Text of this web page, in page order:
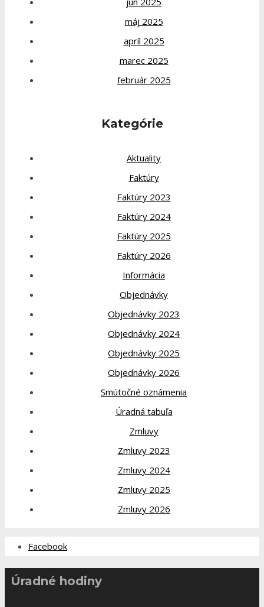
máj 2025
apríl 2025
marec 2025
február 2025
Kategórie
Aktuality
Faktúry
Faktúry 2023
Faktúry 2024
Faktúry 2025
Faktúry 2026
Informácia
Objednávky
Objednávky 2023
Objednávky 2024
Objednávky 2025
Objednávky 2026
Smútočné oznámenia
Úradná tabuľa
Zmluvy
Zmluvy 2023
Zmluvy 2024
Zmluvy 2025
Zmluvy 2026
Facebook
Úradné hodiny